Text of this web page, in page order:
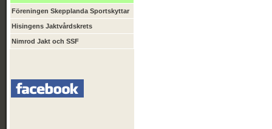
Föreningen Skepplanda Sportskyttar
Hisingens Jaktvårdskrets
Nimrod Jakt och SSF